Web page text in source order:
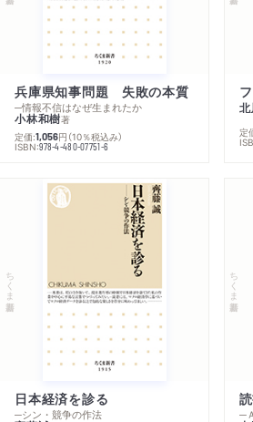
兵庫県知事問題 失敗の本質
─情報不信はなぜ生まれたか
小林和樹著
定価:1,056円 （10％税込み）
ISBN:978-4-480-07751-6
定
ちくま新書
日本経済を診る
─シン・競争の作法
ちくま新書